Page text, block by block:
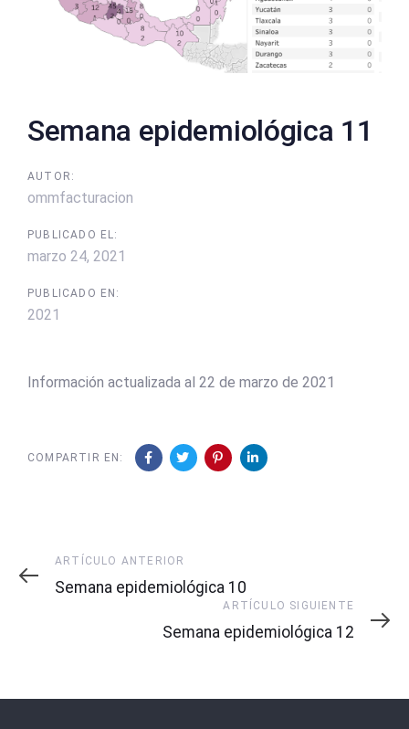
Semana epidemiológica 11
AUTOR:
ommfacturacion
PUBLICADO EL:
marzo 24, 2021
PUBLICADO EN:
2021
Información actualizada al 22 de marzo de 2021
COMPARTIR EN:
Artículo
Anterior
ARTÍCULO ANTERIOR
Semana epidemiológica 10
Siguiente
ARTÍCULO SIGUIENTE
Semana epidemiológica 12